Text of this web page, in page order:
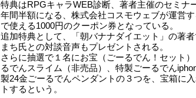
特典はRPGキャラWEB診断、著者主催のセミナ
年間半額になる、株式会社コスモウェブが運営
で使える1000円のクーポン券となっている。
追加特典として、「朝バナナダイエット」の著
まち氏との対談音声もプレゼントされる。
さらに抽選で１名にお宝（ごーるでん！セット
るでんスライム（非売品）、特製ごーるでん
製24金ごーるでんペンダントの３つを、宝箱に
トするという。